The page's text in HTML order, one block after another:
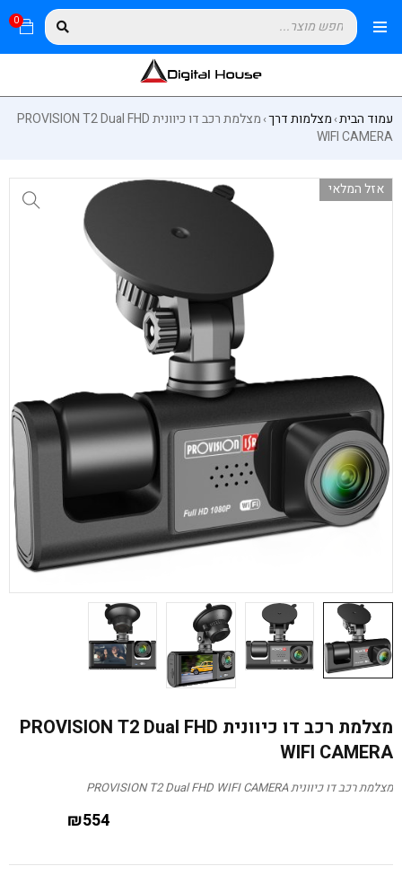
0
עמוד הבית›מצלמות דרך›
מצלמת רכב דו כיוונית PROVISION T2 Dual FHD
WIFI CAMERA
אזל המלאי
מצלמת רכב דו כיוונית PROVISION T2 Dual FHD
WIFI CAMERA
מצלמת רכב דו כיוונית PROVISION T2 Dual FHD WIFI CAMERA
₪554